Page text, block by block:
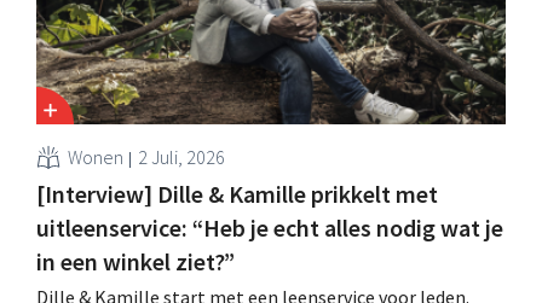
Wonen 2 Juli, 2026
[Interview] Dille & Kamille prikkelt met
uitleenservice: “Heb je echt alles nodig wat je
in een winkel ziet?”
Dille & Kamille start met een leenservice voor leden.